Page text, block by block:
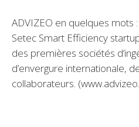
ADVIZEO en quelques mots
Setec Smart Efficiency
des premières sociétés
d’envergure internationale,
collaborateurs.